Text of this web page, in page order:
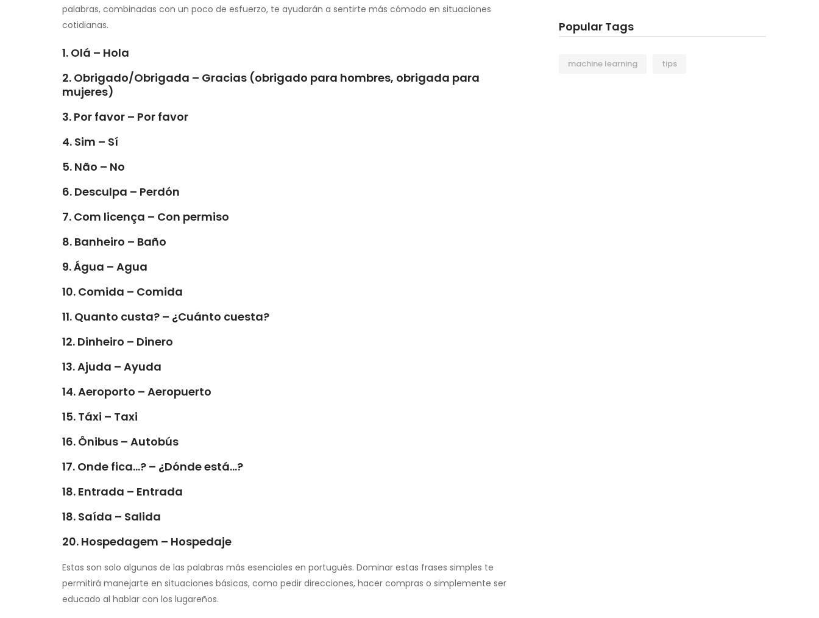
palabras, combinadas con un poco de esfuerzo, te ayudarán a sentirte más cómodo en situaciones
cotidianas.
1. Olá – Hola
2. Obrigado/Obrigada – Gracias (obrigado para hombres, obrigada para
mujeres)
3. Por favor – Por favor
4. Sim – Sí
5. Não – No
6. Desculpa – Perdón
7. Com licença – Con permiso
8. Banheiro – Baño
9. Água – Agua
10. Comida – Comida
11. Quanto custa? – ¿Cuánto cuesta?
12. Dinheiro – Dinero
13. Ajuda – Ayuda
14. Aeroporto – Aeropuerto
15. Táxi – Taxi
16. Ônibus – Autobús
17. Onde fica…? – ¿Dónde está…?
18. Entrada – Entrada
18. Saída – Salida
20. Hospedagem – Hospedaje
Estas son solo algunas de las palabras más esenciales en portugués. Dominar estas frases simples te
permitirá manejarte en situaciones básicas, como pedir direcciones, hacer compras o simplemente ser
educado al hablar con los lugareños.
Popular Tags
machine learning tips